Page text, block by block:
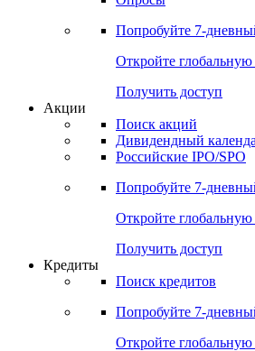
Попробуйте 7-
Откройте
Получить доступ
Акции
Поиск акций
Дивидендный
Российские IPO/SPO
Попробуйте 7-
Откройте
Получить доступ
Кредиты
Поиск кредитов
Попробуйте 7-
Откройте